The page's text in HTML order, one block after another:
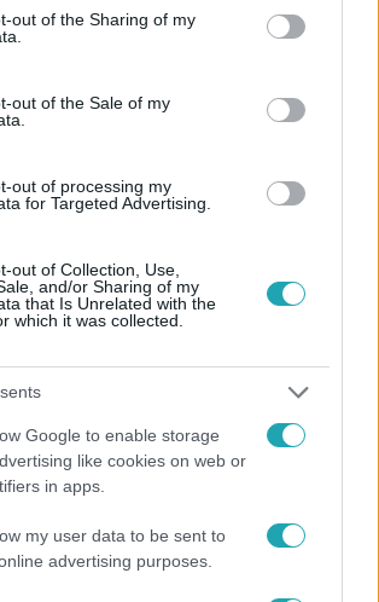
visit or usage behaviour. You may click to
to Google and its third-party tags to
below specified purposes in below Google
out of the Sharing of my
out of the Sale of my
out of processing my
for Targeted Advertising.
out of Collection, Use,
and/or Sharing of my
that Is Unrelated with the
which it was collected.
Google to enable storage
like cookies on web or
in apps.
my user data to be sent to
advertising purposes.
# ADÁSRÉSZLETEK
#MEGHALT #IDŐS ASSZONY